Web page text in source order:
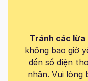
Tránh các lừa
không bao giờ
đến số điện
nhân. Vui lòng